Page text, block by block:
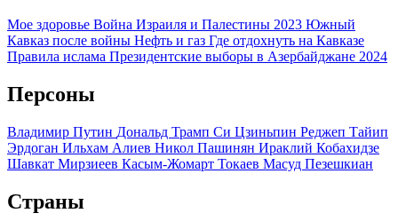
Мое здоровье Война Израиля и Палестины 2023 Южный
Кавказ после войны Нефть и газ Где отдохнуть на Кавказе
Правила ислама Президентские выборы в Азербайджане 2024
Персоны
Владимир Путин Дональд Трамп Си Цзиньпин Реджеп Тайип
Эрдоган Ильхам Алиев Никол Пашинян Ираклий Кобахидзе
Шавкат Мирзиеев Касым-Жомарт Токаев Масуд Пезешкиан
Страны